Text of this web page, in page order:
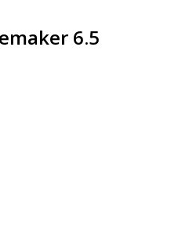
6.5